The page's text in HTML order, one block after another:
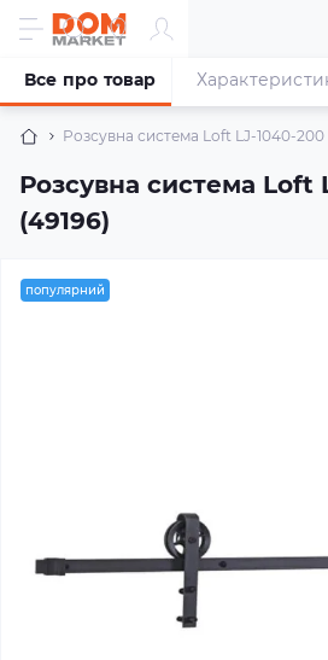
Розсувна система Loft LJ-1040-200
Розсувна система Loft
(49196)
Все про товар
популярний